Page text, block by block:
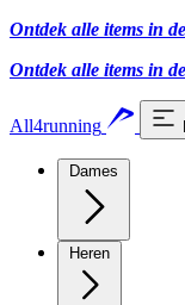
Ontdek alle items in
Ontdek alle items in
All4running
Dames
Heren